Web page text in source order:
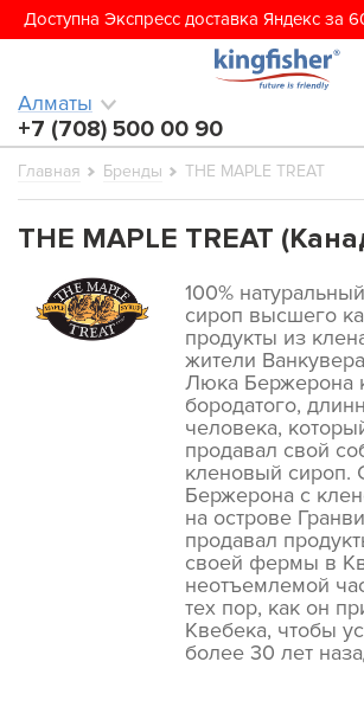
Доступна Экспресс доставка Яндекс за
Алматы
+7 (708) 500 00 90
Главная Бренды THE MAPLE TREAT
THE MAPLE TREAT
100%
сироп высшего
продукты из
жители
Люка Бержерона
бородатого,
человека,
продавал свой
кленовый сироп.
Бержерона с
на острове
продавал
своей фермы в
неотъемлемой
тех пор, как он
Квебека, чтобы
более 30 лет